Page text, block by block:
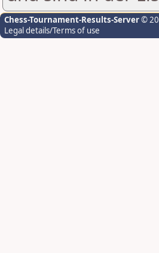
Chess-Tournament-Results-Server©
Legal details/Terms of use